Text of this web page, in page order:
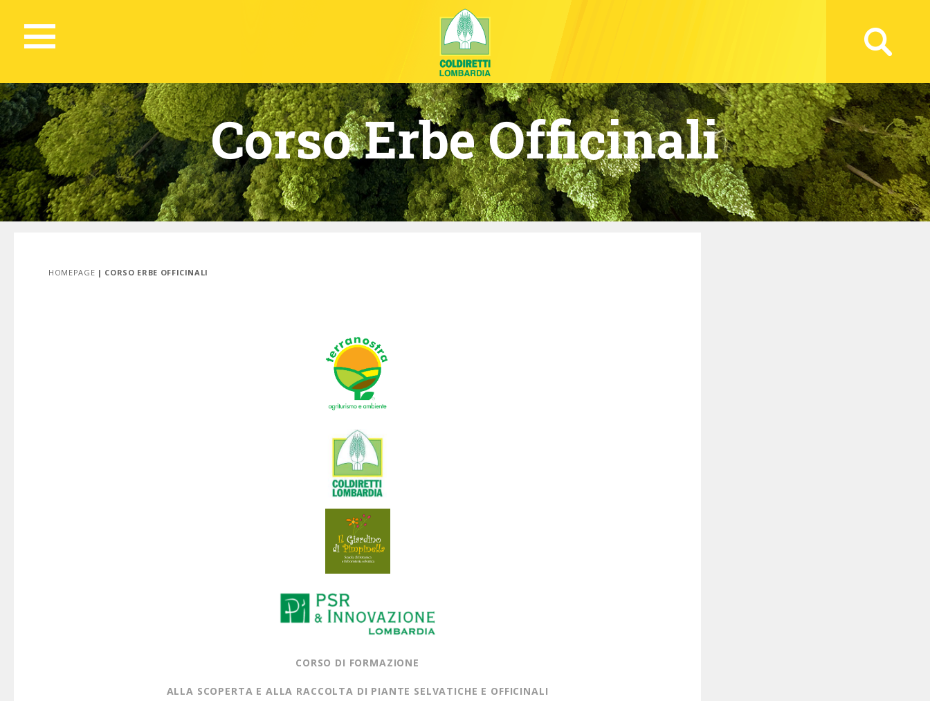
Corso Erbe Officinali
HOMEPAGE | CORSO ERBE OFFICINALI
CORSO DI FORMAZIONE
ALLA SCOPERTA E ALLA RACCOLTA DI PIANTE SELVATICHE E OFFICINALI